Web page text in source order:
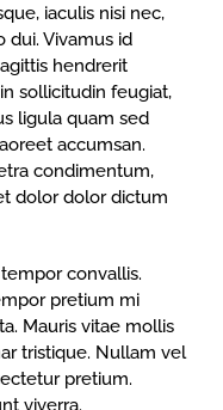
iaculis nisi nec,
dui. Vivamus id
hendrerit
sollicitudin feugiat,
ligula quam sed
accumsan.
condimentum,
dolor dolor dictum
convallis.
pretium mi
Mauris vitae mollis
tristique. Nullam vel
pretium.
viverra.